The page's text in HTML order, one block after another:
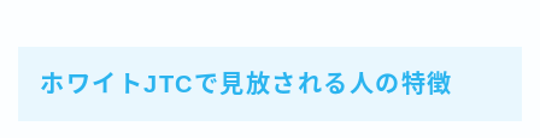
ホワイトJTCで見放される人の特徴